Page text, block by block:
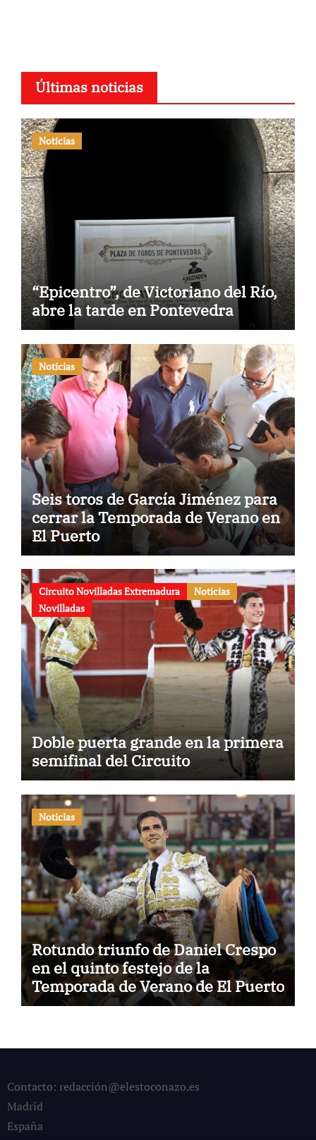
Últimas noticias
Noticias
“Epicentro”, de Victoriano del Río,
abre la tarde en Pontevedra
Noticias
Seis toros de García Jiménez para
cerrar la Temporada de Verano en
El Puerto
Circuito Novilladas Extremadura
Noticias
Novilladas
Doble puerta grande en la primera
semifinal del Circuito
Noticias
Rotundo triunfo de Daniel Crespo
en el quinto festejo de la
Temporada de Verano de El Puerto
Contacto: redacción@elestoconazo.es
Madrid
España